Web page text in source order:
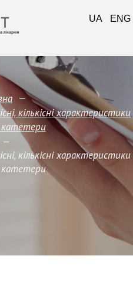
—
кількісні характеристики
катетери
—
кількісні характеристики
катетери
UA ENG